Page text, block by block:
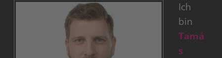
Ich
bin
Tamá
s